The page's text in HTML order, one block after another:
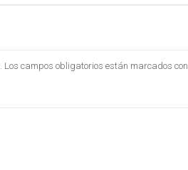
Los campos obligatorios están marcados con